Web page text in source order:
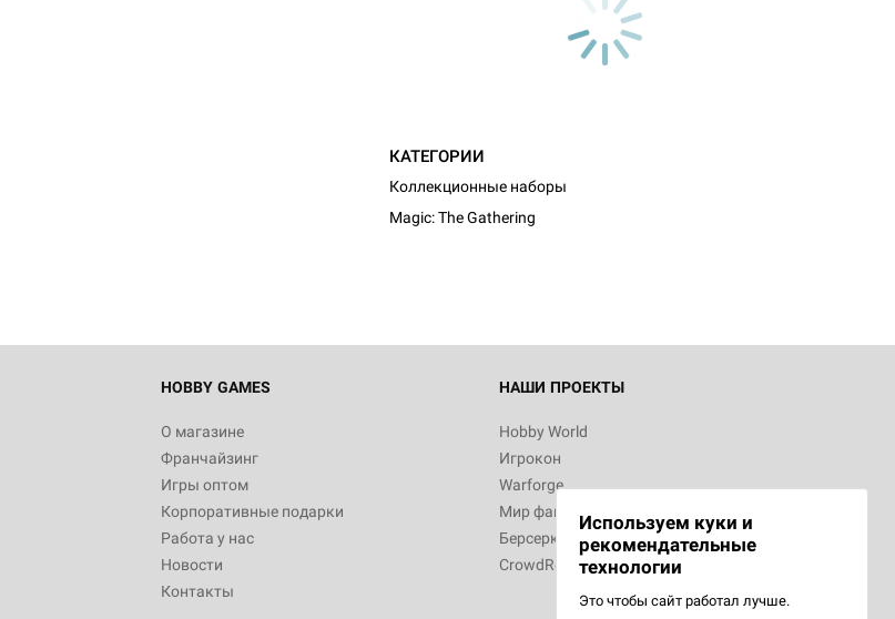
КАТЕГОРИИ
Коллекционные наборы
Magic: The Gathering
HOBBY GAMES
О магазине
Франчайзинг
Игры оптом
Корпоративные подарки
Работа у нас
Новости
Контакты
НАШИ ПРОЕКТЫ
Hobby World
Игрокон
Warforge
Мир фантастики
Берсерк
CrowdRepublic
Используем куки и
рекомендательные
технологии
Это чтобы сайт работал лучше.
Настольная игра Hobby World Монстры
Белая смерть
12 990
Настольная игра Hobby World Берсерк.
3 490